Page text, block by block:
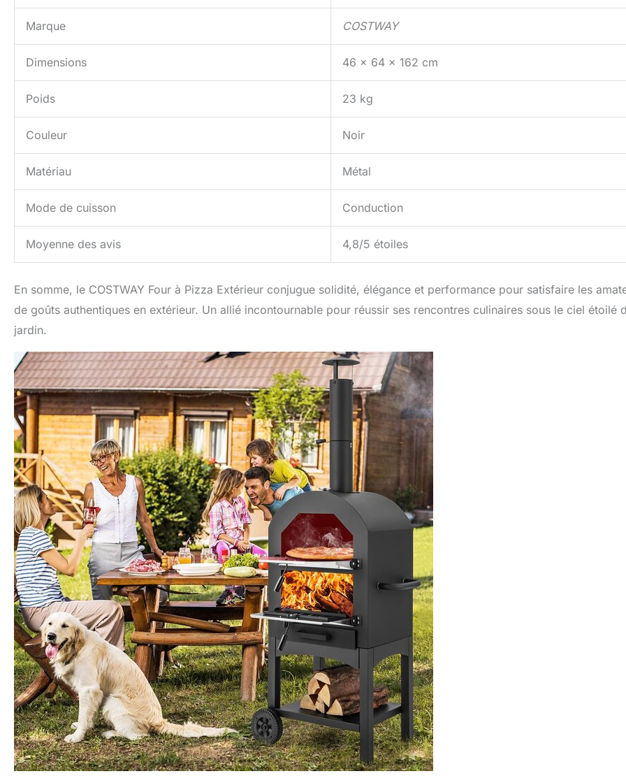
Marque COSTWAY
Dimensions 46 x 64 x 162 cm
Poids 23 kg
Couleur Noir
Matériau Métal
Mode de cuisson Conduction
Moyenne des avis 4,8/5 étoiles
En somme, le COSTWAY Four à Pizza Extérieur conjugue solidité, élégance et performance pour satisfaire les
de goûts authentiques en extérieur. Un allié incontournable pour réussir ses rencontres culinaires sous le ciel étoilé
jardin.